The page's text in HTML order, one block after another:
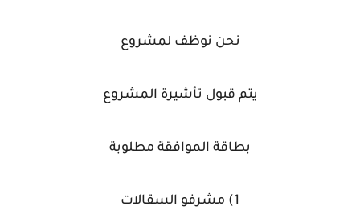
نحن نوظف لمشروع
يتم قبول تأشيرة المشروع
بطاقة الموافقة مطلوبة
1) مشرفو السقالات